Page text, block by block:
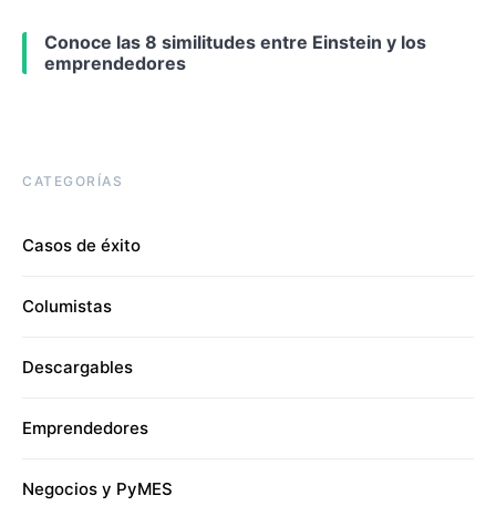
Conoce las 8 similitudes entre Einstein y los
emprendedores
CATEGORÍAS
Casos de éxito
Columistas
Descargables
Emprendedores
Negocios y PyMES